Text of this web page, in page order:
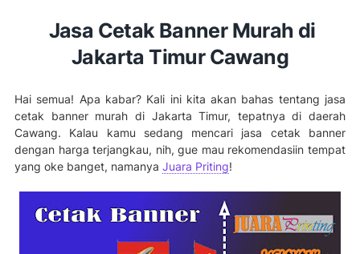
Jasa Cetak Banner Murah di
Jakarta Timur Cawang
Hai semua! Apa kabar? Kali ini kita akan bahas tentang jasa
cetak banner murah di Jakarta Timur, tepatnya di daerah
Cawang. Kalau kamu sedang mencari jasa cetak banner
dengan harga terjangkau, nih, gue mau rekomendasiin tempat
yang oke banget, namanya Juara Priting!